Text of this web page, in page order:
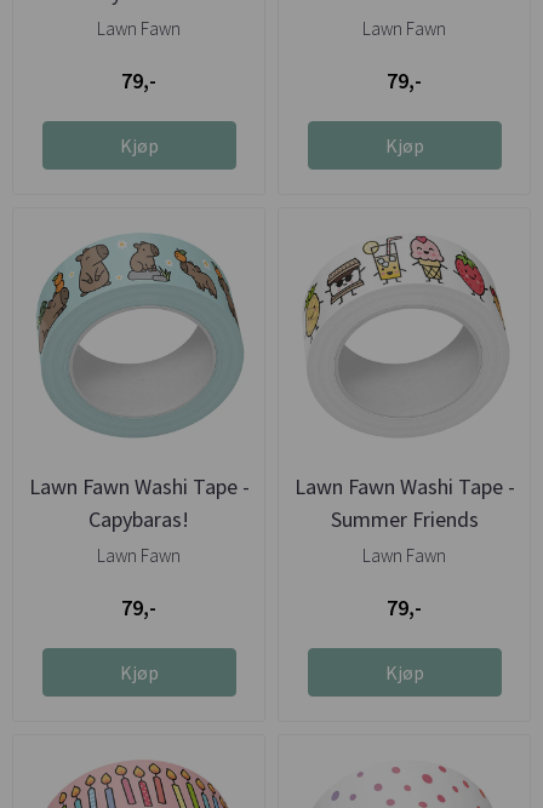
Lawn Fawn
79,-
Kjøp
Lawn Fawn
79,-
Kjøp
Lawn Fawn Washi Tape -
Capybaras!
Lawn Fawn
79,-
Kjøp
Lawn Fawn Washi Tape -
Summer Friends
Lawn Fawn
79,-
Kjøp